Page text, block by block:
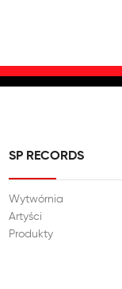
SP RECORDS
Wytwórnia
Artyści
Produkty